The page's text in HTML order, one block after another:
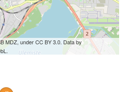
MDZ, under CC BY 3.0. Data by